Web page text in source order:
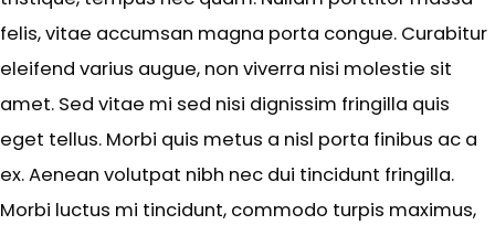
felis, vitae accumsan magna porta congue. Curabitur
eleifend varius augue, non viverra nisi molestie sit
amet. Sed vitae mi sed nisi dignissim fringilla quis
eget tellus. Morbi quis metus a nisl porta finibus ac a
ex. Aenean volutpat nibh nec dui tincidunt fringilla.
Morbi luctus mi tincidunt, commodo turpis maximus,